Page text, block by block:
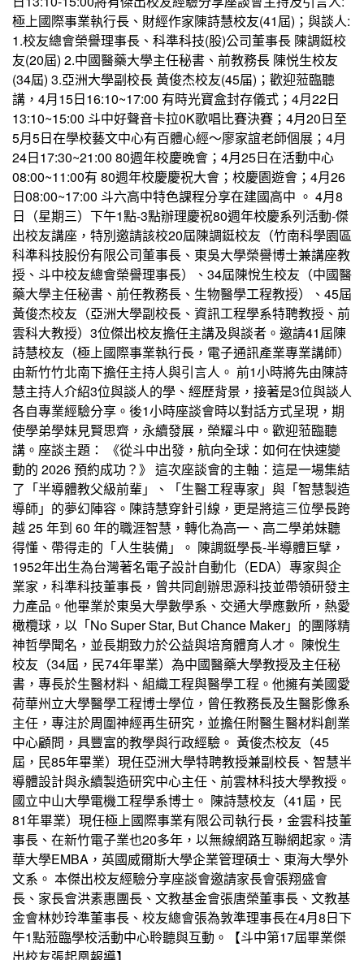
極上國際事業執行長、財經作家陳詩慧校友(41屆)；與談人:
1.校友總會榮譽理事長、科準科技(股)公司董事長 陳調鋌校
友(20屆) 2.中國醫藥大學主任秘書、前教務長 陳悦生校友
(34屆) 3.亞洲大學副校長 黃俊杰校友(45届)；歡迎蒞臨聽
講，4月15日16:10~17:00 有時光寶盒封存儀式；4月22日
13:10~15:00 斗中好聲音卡拉0K歌唱比賽決賽；4月20日至
5月5日在學校藝文中心有百體心經〜廖家誼老師個展；4月
24日17:30~21:00 80週年校慶晚會；4月25日在活動中心
08:00~11:00有 80週年校慶慶祝大會；校慶園遊會；4月26
日08:00~17:00 斗六高中特色課程分享在建國高中 。 4月8
日（星期三）下午1點-3點辦理慶祝80週年校慶系列活動-傑
出校友講座，特別邀請該校20屆陳調鋌校友（竹南科學園區
科準科技股份有限公司董事長、東吳大學榮譽博士兼講座教
授、斗中校友總會榮譽理事長）、34屆陳悅生校友（中國醫
藥大學主任秘書、前任教務長、生物醫學工程教授）、45屆
黃俊杰校友（亞洲大學副校長、資訊工程學系特聘教授、前
雲科大教授）3位傑出校友擔任主講及與談者。邀請41屆陳
詩慧校友（極上國際事業執行長，電子通訊產業專業講師）
由新竹竹北南下擔任主持人與引言人。 前1小時將先由陳詩
慧主持人介紹3位與談人的學、經歷背景，接著是3位與談人
各自專業經驗分享。後1小時座談會時以對話方式呈現，期
使學弟學妹見賢思齊，永續發展，榮耀斗中。歡迎蒞臨聽
講。座談主題： 《從斗中出發，航向全球：如何在快速變
動的 2026 預約成功？》 這次座談會的主軸：這是一場集結
了「半導體教父級前輩」、「生醫工程專家」與「智慧製造
導師」的夢幻陣容。陳詩慧穿針引線，更是將這三位學長跨
越 25 年到 60 年的職涯智慧，轉化為高一、高二學弟妹聽
得懂、帶得走的「人生裝備」。 陳調鋌學長-半導體巨擘，
1952年出生為台灣著名電子設計自動化（EDA）專家與企
業家，科準科技董事長，曾共同創辦思源科技並帶領研發主
力產品。他畢業於東吳大學數學系、交通大學應數所，熱愛
橄欖球，以「No Super Star, But Chance Maker」的團隊精
神哲學聞名，並長期致力於公益與培育體育人才。 陳悅生
校友（34屆，民74年畢業）為中國醫藥大學教授及主任秘
書，專長於生醫材料、組織工程與醫學工程。他擁有美國愛
荷華州立大學醫學工程博士學位，曾任教務長及生醫影像系
主任，專注於周圍神經再生研究，並擔任附醫生醫材料創業
中心顧問，具豐富的教學與行政經驗。 黃俊杰校友（45
屆，民85年畢業）現任亞洲大學特聘教授兼副校長、智慧半
導體設計與永續製造研究中心主任、前雲林科技大學教授。
國立中山大學電機工程學系博士。 陳詩慧校友（41屆，民
81年畢業）現任極上國際事業有限公司執行長，金雲科技董
事長、在新竹電子業也20多年，以無線網路互聯網起家。清
華大學EMBA，英國威爾斯大學企業管理碩士、東海大學外
文系。 本傑出校友經驗分享座談會邀請家長會張翔盛會
長、家長會洪素惠團長、文教基金會張唐榮董事長、文教基
金會林妙玲準董事長、校友總會張為敦準理事長在4月8日下
午1點蒞臨學校活動中心聆聽與互動。【斗中第17屆畢業傑